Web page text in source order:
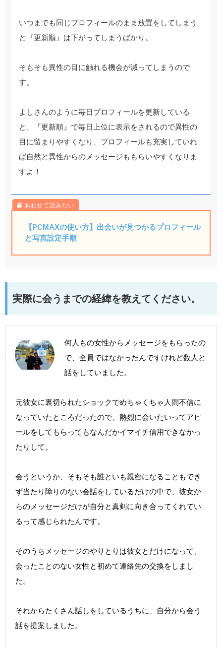
いつまでも同じプロフィールのまま放置をしてしまう
と『更新順』は下がってしまうばかり。
そもそも異性の目に触れる機会が減ってしまうので
す。
よしさんのように毎日プロフィールを更新している
と、『更新順』で毎日上位に表示をされるので異性の
目に留まりやすくなり、プロフィールも充実していれ
ば自然と異性からのメッセージももらいやすくなりま
すよ！
【PCMAXの使い方】出会いが見つかるプロフィール
と写真設定手順
実際に会うまでの経緯を教えてください。
何人もの女性からメッセージをもらったの
で、全員ではなかったんですけれど数人と
話をしていました。
元彼女に裏切られたショックでめちゃくちゃ人間不信に
なっていたところだったので、熱烈に会いたいってアピ
ールをしてもらってもなんだかイマイチ信用できなかっ
たりして。
会うというか、そもそも誰といも親密になることもでき
ず当たり障りのない会話をしているだけの中で、彼女か
らのメッセージだけが自分と真剣に向き合ってくれてい
るって感じられたんです。
そのうちメッセージのやりとりは彼女とだけになって、
会ったことのない女性と初めて連絡先の交換をしまし
た。
それからたくさん話しをしているうちに、自分から会う
話を提案しました。